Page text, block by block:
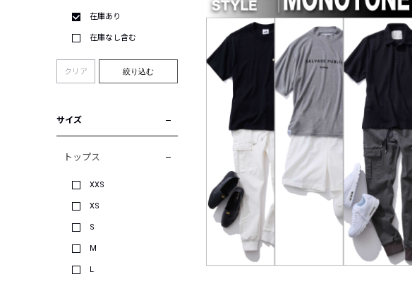
在庫あり
在庫なし含む
クリア 絞り込む
サイズ
トップス
XXS
XS
S
M
L